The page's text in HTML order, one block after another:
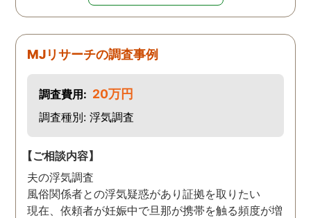
MJリサーチの調査事例
調査費用: 20万円
調査種別: 浮気調査
【ご相談内容】
夫の浮気調査
風俗関係者との浮気疑惑があり証拠を取りたい
現在、依頼者が妊娠中で旦那が携帯を触る頻度が増